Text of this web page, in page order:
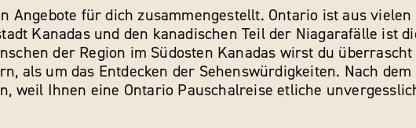
Angebote für dich zusammengestellt. Ontario ist aus vielen
Kanadas und den kanadischen Teil der Niagarafälle ist
der Region im Südosten Kanadas wirst du überrascht
als um das Entdecken der Sehenswürdigkeiten. Nach
weil Ihnen eine Ontario Pauschalreise etliche